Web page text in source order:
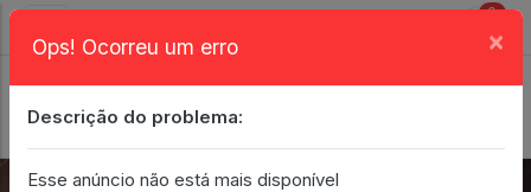
0
Ops! Ocorreu um erro ×
Descrição do problema:
Esse anúncio não está mais disponível